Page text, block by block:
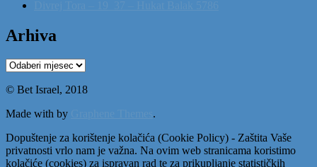
Arhiva
Arhiva
© Bet Israel, 2018
Made with by
.
Dopuštenje za korištenje kolačića (Cookie Policy) - Zaštita Vaše
privatnosti vrlo nam je važna. Na ovim web stranicama koristimo
kolačiće (cookies) za ispravan rad te za prikupljanje statističkih